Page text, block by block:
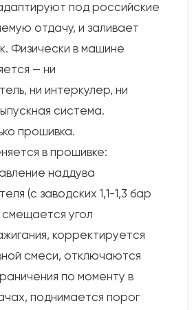
под российские
отдачу, и заливает
Физически в машине
— ни
ни интеркулер, ни
система.
прошивка.
в прошивке:
наддува
(с заводских 1,1-1,3 бар
смещается угол
корректируется
смеси, отключаются
по моменту в
поднимается порог